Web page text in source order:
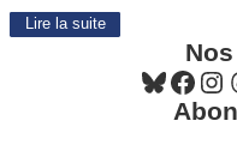
Lire la suite
Bluesky Facebook Instagram